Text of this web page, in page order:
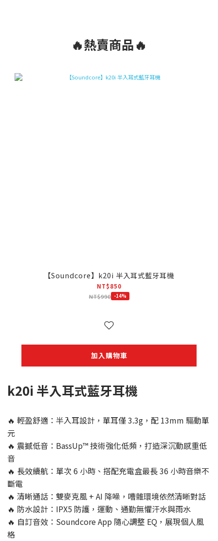
🔥熱賣商品🔥
【Soundcore】k20i 半入耳式藍牙耳機
NT$850
NT$990 -14%
加入購物車
k20i 半入耳式藍牙耳機
🔥​ 輕盈舒適：半入耳設計，單耳僅 3.3g，配 13mm 驅動單
元
🔥​ 震撼低音：BassUp™ 技術強化低頻，打造深沉動感重低
音
🔥​ 長效續航：單次 6 小時、搭配充電盒最長 36 小時音樂不
斷電
🔥​ 清晰通話：雙麥克風 + AI 降噪，嘈雜環境依然清晰對話
🔥​ 防水設計：IPX5 防護，運動、通勤無懼汗水與雨水
🔥​ 自訂音效：Soundcore App 隨心調整 EQ，展現個人風
格